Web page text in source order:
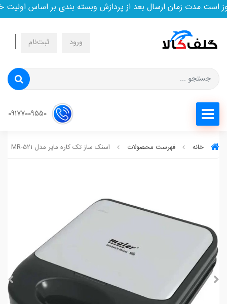
زمان ارسال بعد از پردازش وبسته بندی بر اساس اولیت
ورود ثبت‌نام
خانه فهرست محصولات اسنک ساز تک کاره مایر مدل MR-521